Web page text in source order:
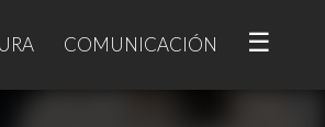
COMUNICACIÓN ☰